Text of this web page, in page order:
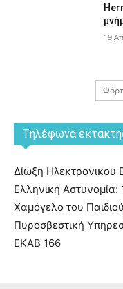
19
Tηλέφωνα
Δίωξη Ηλεκτρονικού
Ελληνική Αστυνομία:
Χαμόγελο του
Πυροσβεστική
ΕΚΑΒ 166